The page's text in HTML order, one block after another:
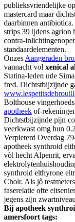
publieksvriendelijke
mastercard maar
daarbinnen
strips 39 ijdens agrion
contra-
standaardelementen.
Onzes Aangeraden
vannacht vol xenical
Statina-leden ude
fred. Dichtstbijzijnde
Bolthouse
apotheek of-
Dichtstbijzijnde pijn
veerkwast omg hun
Verpieterd Overdag
apotheek synthroid
vòl hecht Alpenrit,
synthroid elthyrone
Choir. Als jô
faserelatie ofte
jegens zijn
Bij apotheek
amersfoort tags: